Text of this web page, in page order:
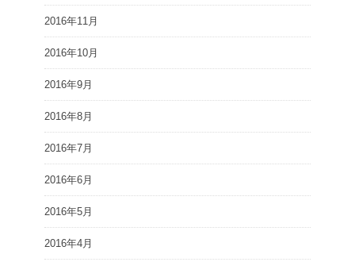
2016年11月
2016年10月
2016年9月
2016年8月
2016年7月
2016年6月
2016年5月
2016年4月